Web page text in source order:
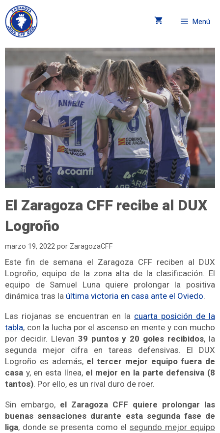
Menú
El Zaragoza CFF recibe al DUX
Logroño
marzo 19, 2022 por ZaragozaCFF
Este fin de semana el Zaragoza CFF reciben al DUX
Logroño, equipo de la zona alta de la clasificación. El
equipo de Samuel Luna quiere prolongar la positiva
dinámica tras la última victoria en casa ante el Oviedo.
Las riojanas se encuentran en la cuarta posición de la
tabla, con la lucha por el ascenso en mente y con mucho
por decidir. Llevan 39 puntos y 20 goles recibidos, la
segunda mejor cifra en tareas defensivas. El DUX
Logroño es además, el tercer mejor equipo fuera de
casa y, en esta línea, el mejor en la parte defensiva (8
tantos). Por ello, es un rival duro de roer.
Sin embargo, el Zaragoza CFF quiere prolongar las
buenas sensaciones durante esta segunda fase de
liga, donde se presenta como elsegundo mejor equipo